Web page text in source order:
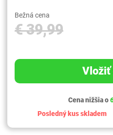
Bežná cena
€ 39,99
Vložiť
Cena nižšia o
Posledný kus skladem